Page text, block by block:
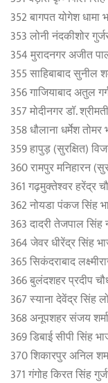
352 बागपत योगेश धामा
353 लोनी नंदकीशोर
354 मुरादनगर अजीत
355 साहिबाबाद सुनील
356 गाजियाबाद अतुल
357 मोदीनगर डॉ.
358 धौलाना धर्मेश तोमर
359 हापुड़ (सुरक्षित)
360 रामपुर मनिहारन
361 गढ़मुक्तेश्वर हरेंद्र
362 नोयडा पंकज सिंह
363 दादरी तेजपाल सिंह
364 जेवर धीरेंद्र सिंह
365 सिकंदराबाद
366 बुलंदशहर प्रदीप
367 स्याना देवेंद्र सिंह
368 अनूपशहर संजय
369 डिबाई सीपी सिंह
370 शिकारपुर अनिल
371 गंगोह किरत सिंह